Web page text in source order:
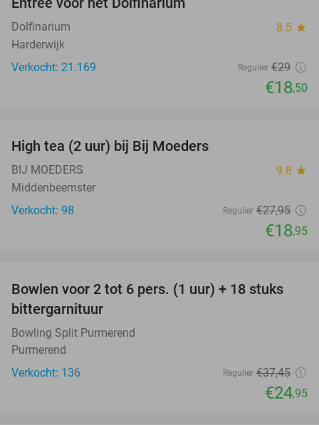
Dolfinarium 8.5 star
Harderwijk
Verkocht: 21.169
Regulier €29
€18,50
High tea (2 uur) bij Bij Moeders
BIJ MOEDERS 9.8 star
Middenbeemster
Verkocht: 98
Regulier €27,95
€18,95
33%
Bowlen voor 2 tot 6 pers. (1 uur) + 18 stuks
bittergarnituur
Bowling Split Purmerend
Purmerend
Verkocht: 136
Regulier €37,45
€24,95